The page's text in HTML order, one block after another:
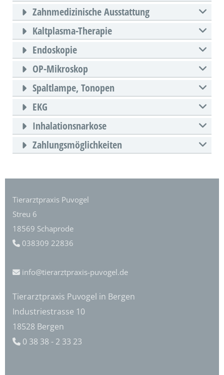
Zahnmedizinische Ausstattung
Kaltplasma-Therapie
Endoskopie
OP-Mikroskop
Spaltlampe, Tonopen
EKG
Inhalationsnarkose
Zahlungsmöglichkeiten
Tierarztpraxis Puvogel
Streu 6
18569 Schaprode
 038309 22836
 info@tierarztpraxis-puvogel.de
Tierarztpraxis Puvogel in Bergen
Industriestrasse 10
18528 Bergen
 0 38 38 - 2 33 23